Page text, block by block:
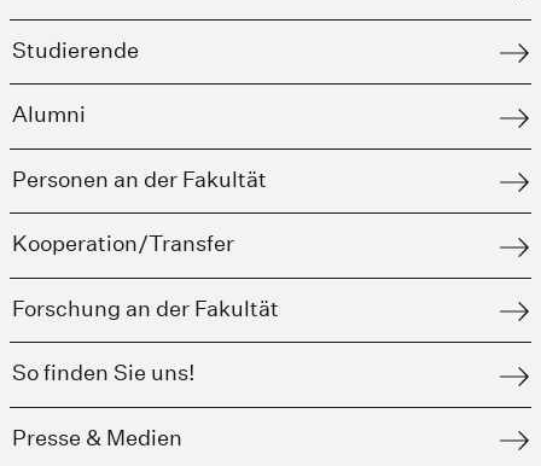
Studierende
Alumni
Personen an der Fakultät
Kooperation/Transfer
Forschung an der Fakultät
So finden Sie uns!
Presse & Medien